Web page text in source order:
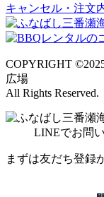
キャンセル・注文
COPYRIGHT
広場
All Rights Reserved.
LINEでお問
まずは友だち登録